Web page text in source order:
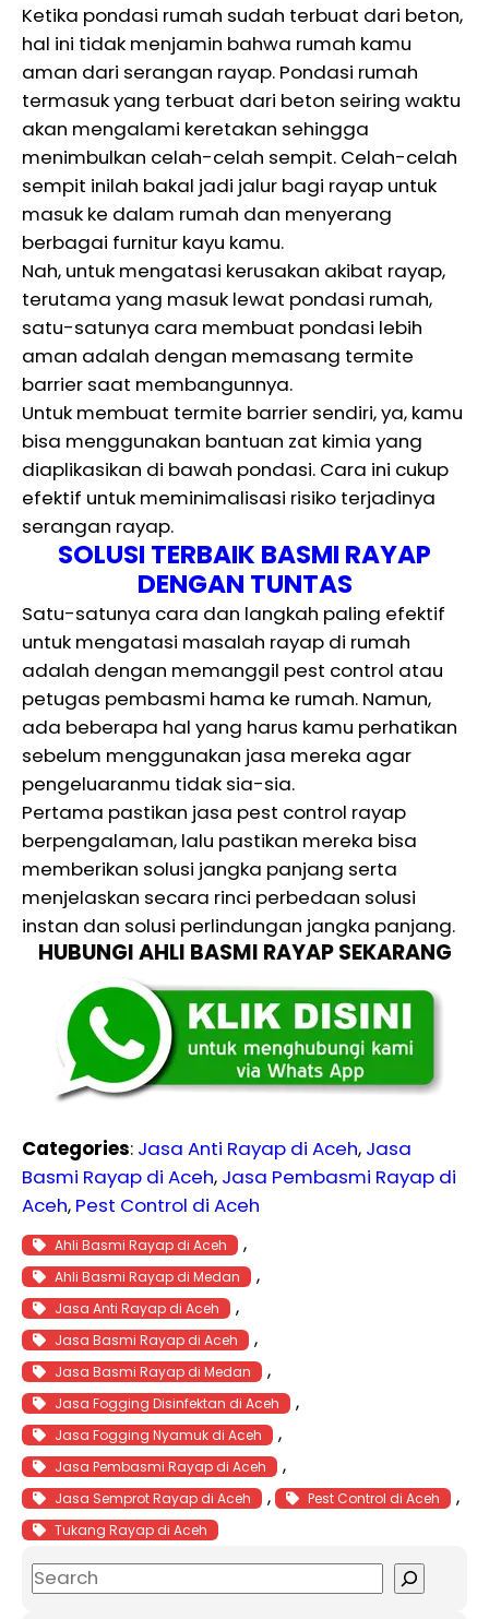
Ketika pondasi rumah sudah terbuat dari beton,
hal ini tidak menjamin bahwa rumah kamu
aman dari serangan rayap. Pondasi rumah
termasuk yang terbuat dari beton seiring waktu
akan mengalami keretakan sehingga
menimbulkan celah-celah sempit. Celah-celah
sempit inilah bakal jadi jalur bagi rayap untuk
masuk ke dalam rumah dan menyerang
berbagai furnitur kayu kamu.
Nah, untuk mengatasi kerusakan akibat rayap,
terutama yang masuk lewat pondasi rumah,
satu-satunya cara membuat pondasi lebih
aman adalah dengan memasang termite
barrier saat membangunnya.
Untuk membuat termite barrier sendiri, ya, kamu
bisa menggunakan bantuan zat kimia yang
diaplikasikan di bawah pondasi. Cara ini cukup
efektif untuk meminimalisasi risiko terjadinya
serangan rayap.
SOLUSI TERBAIK BASMI RAYAP
DENGAN TUNTAS
Satu-satunya cara dan langkah paling efektif
untuk mengatasi masalah rayap di rumah
adalah dengan memanggil pest control atau
petugas pembasmi hama ke rumah. Namun,
ada beberapa hal yang harus kamu perhatikan
sebelum menggunakan jasa mereka agar
pengeluaranmu tidak sia-sia.
Pertama pastikan jasa pest control rayap
berpengalaman, lalu pastikan mereka bisa
memberikan solusi jangka panjang serta
menjelaskan secara rinci perbedaan solusi
instan dan solusi perlindungan jangka panjang.
HUBUNGI AHLI BASMI RAYAP SEKARANG
Categories: Jasa Anti Rayap di Aceh, Jasa
Basmi Rayap di Aceh, Jasa Pembasmi Rayap di
Aceh, Pest Control di Aceh
Ahli Basmi Rayap di Aceh ,
Ahli Basmi Rayap di Medan ,
Jasa Anti Rayap di Aceh ,
Jasa Basmi Rayap di Aceh ,
Jasa Basmi Rayap di Medan ,
Jasa Fogging Disinfektan di Aceh ,
Jasa Fogging Nyamuk di Aceh ,
Jasa Pembasmi Rayap di Aceh ,
Jasa Semprot Rayap di Aceh , Pest Control di Aceh ,
Tukang Rayap di Aceh